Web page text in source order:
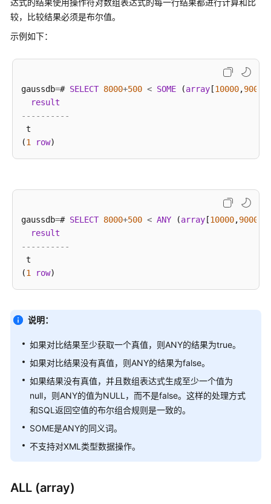
开
发
计
应
序
程
SQL
调
优
南
参
考
SQL
关
键
数
据
型
达式的结果使用操作符对数组表达式的每一行结果都进行计算和比
较，比较结果必须是布尔值。
示例如下：
gaussdb=# SELECT 8000+500 < SOME (array [10000,9000
result
----------
t
(1 row
gaussdb=# SELECT 8000+500 < ANY (array [10000,9000
result
----------
t
(1 row
说明：
如果对比结果至少获取一个真值，则ANY的结果为true。
如果对比结果没有真值，则ANY的结果为false。
如果结果没有真值，并且数组表达式生成至少一个值为
null，则ANY的值为NULL，而不是false。这样的处理方式
和SQL返回空值的布尔组合规则是一致的。
SOME是ANY的同义词。
不支持对XML类型数据操作。
ALL (array)